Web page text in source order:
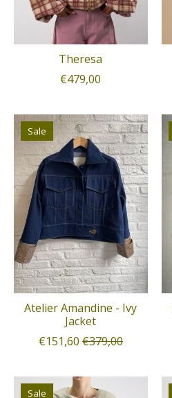
Theresa
€479,00
Sale
Atelier Amandine - Ivy
Jacket
€151,60 €379,00
Sale